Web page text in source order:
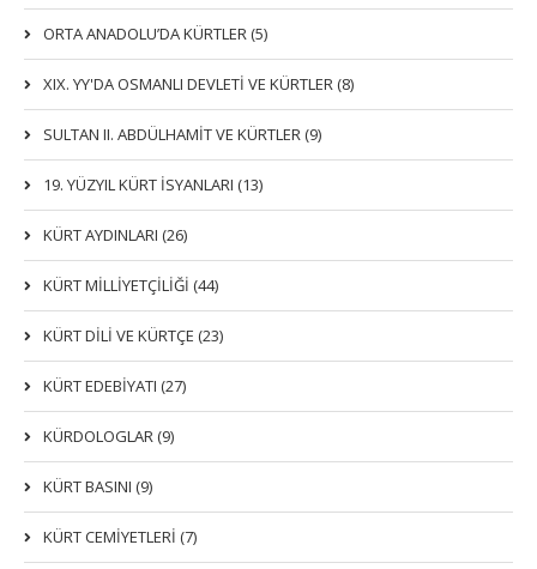
ORTA ANADOLU’DA KÜRTLER (5)
XIX. YY'DA OSMANLI DEVLETI VE KÜRTLER (8)
SULTAN II. ABDÜLHAMİT VE KÜRTLER (9)
19. YÜZYIL KÜRT İSYANLARI (13)
KÜRT AYDINLARI (26)
KÜRT MİLLİYETÇİLİĞİ (44)
KÜRT DİLİ VE KÜRTÇE (23)
KÜRT EDEBİYATI (27)
KÜRDOLOGLAR (9)
KÜRT BASINI (9)
KÜRT CEMİYETLERİ (7)